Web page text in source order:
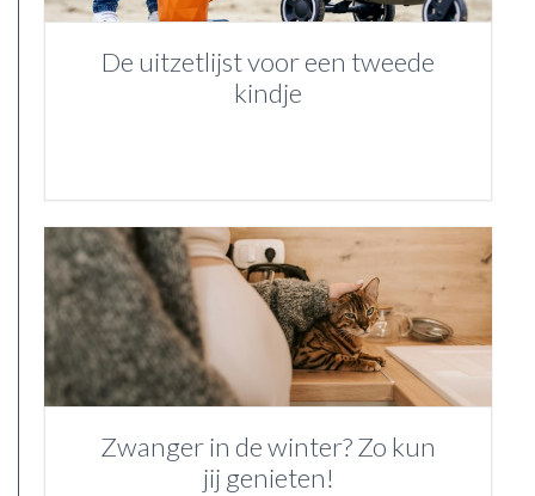
De uitzetlijst voor een tweede
kindje
Zwanger in de winter? Zo kun
jij genieten!